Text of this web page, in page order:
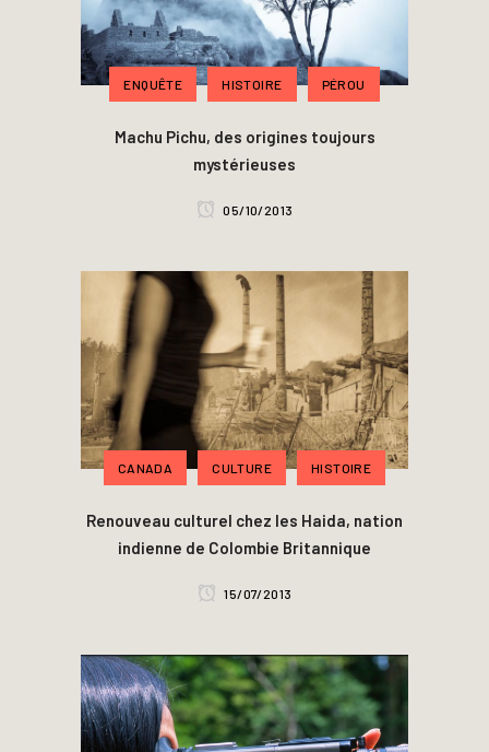
ENQUÊTE HISTOIRE PÉROU
Machu Pichu, des origines toujours
mystérieuses
05/10/2013
CANADA CULTURE HISTOIRE
Renouveau culturel chez les Haida, nation
indienne de Colombie Britannique
15/07/2013